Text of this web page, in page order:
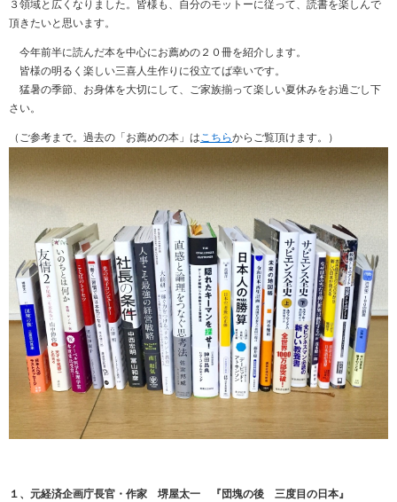
３領域と広くなりました。皆様も、自分のモットーに従って、読書を楽しんで
頂きたいと思います。
今年前半に読んだ本を中心にお薦めの ２０ 冊を紹介します。
皆様の明るく楽しい三喜人生作りに役立てば幸いです。
猛暑の季節、お身体を大切にして、ご家族揃って楽しい夏休みをお過ごし下
さい。
（ご参考まで。過去の「お薦めの本」はこちらからご覧頂けます。）
１、元経済企画庁長官・作家 堺屋太一 『団塊の後 三度目の日本』